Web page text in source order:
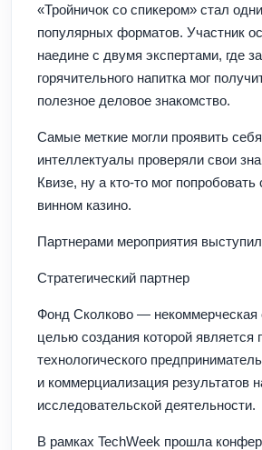
«Тройничок со спикером» стал
популярных форматов. Участник
наедине с двумя экспертами, где
горячительного напитка мог
полезное деловое знакомство.
Самые меткие могли проявить
интеллектуалы проверяли свои
Квизе, ну а кто-то мог
винном казино.
Партнерами мероприятия
Стратегический партнер
Фонд Сколково — некоммерческая
целью создания которой является
технологического
и коммерциализация результатов
исследовательской деятельности.
В рамках TechWeek прошла